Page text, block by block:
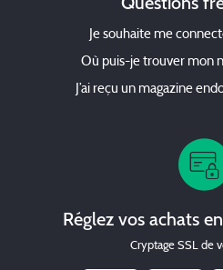
Je souhaite me
Où puis-je trouver mon
J’ai reçu un magazine
Réglez vos achats
Cryptage SSL de